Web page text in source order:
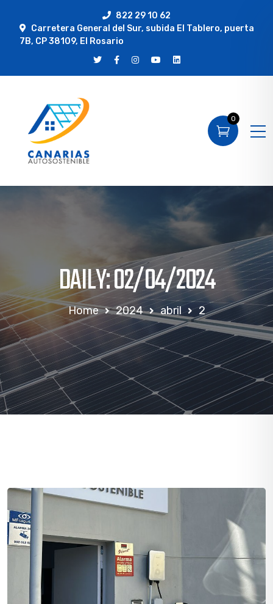
822 29 10 62
Carretera General del Sur, subida El Tablero, puerta
7B, CP 38109, El Rosario
0
DAILY: 02/04/2024
Home 2024 abril 2